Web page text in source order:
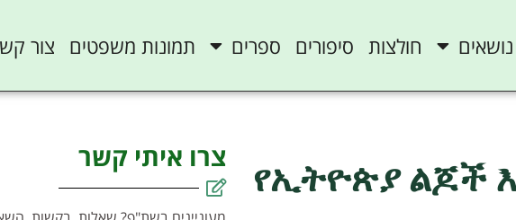
נושאים חולצות סיפורים ספרים תמונות משפטים צור
የኢትዮጵያ ልጆች
צרו איתי קשר